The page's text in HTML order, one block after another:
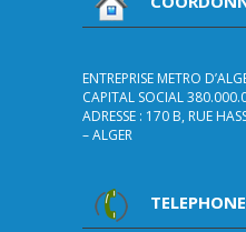
ENTREPRISE METRO
CAPITAL SOCIAL
ADRESSE : 170 B, RUE
– ALGER